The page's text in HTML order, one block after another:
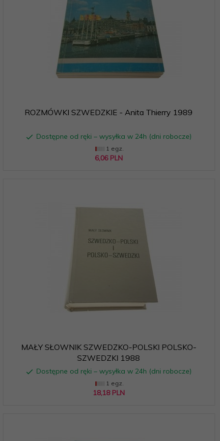
ROZMÓWKI SZWEDZKIE - Anita Thierry 1989
Dostępne od ręki – wysyłka w 24h (dni robocze)
1 egz.
6,06 PLN
MAŁY SŁOWNIK SZWEDZKO-POLSKI POLSKO-
SZWEDZKI 1988
Dostępne od ręki – wysyłka w 24h (dni robocze)
1 egz.
18,18 PLN